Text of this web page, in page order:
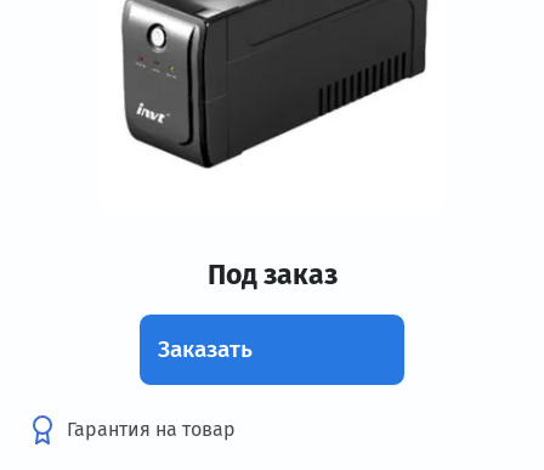
Под заказ
Заказать
Гарантия на товар